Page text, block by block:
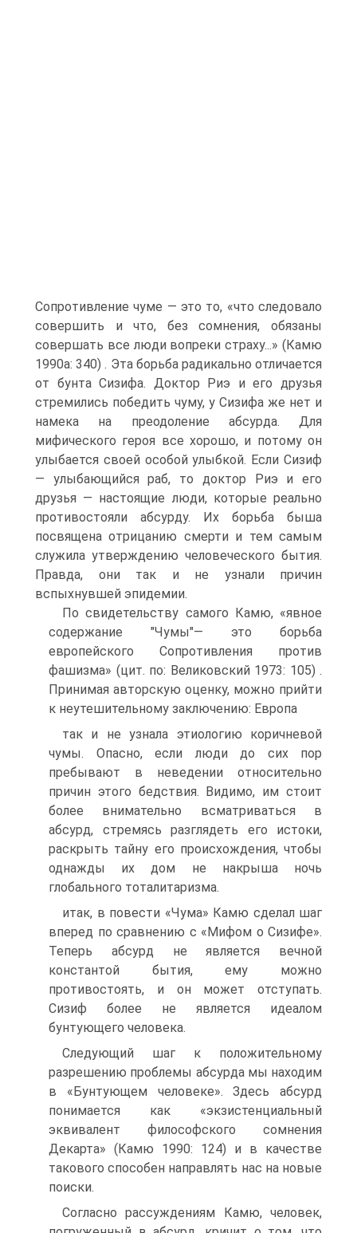
Сопротивление чуме — это то, «что следовало
совершить и что, без сомнения, обязаны
совершать все люди вопреки страху...» (Камю
1990а: 340) . Эта борьба радикально отличается
от бунта Сизифа. Доктор Риэ и его друзья
стремились победить чуму, у Сизифа же нет и
намека на преодоление абсурда. Для
мифического героя все хорошо, и потому он
улыбается своей особой улыбкой. Если Сизиф
— улыбающийся раб, то доктор Риэ и его
друзья — настоящие люди, которые реально
противостояли абсурду. Их борьба быша
посвящена отрицанию смерти и тем самым
служила утверждению человеческого бытия.
Правда, они так и не узнали причин
вспыхнувшей эпидемии.
По свидетельству самого Камю, «явное
содержание "Чумы"— это борьба
европейского Сопротивления против
фашизма» (цит. по: Великовский 1973: 105) .
Принимая авторскую оценку, можно прийти
к неутешительному заключению: Европа
так и не узнала этиологию коричневой
чумы. Опасно, если люди до сих пор
пребывают в неведении относительно
причин этого бедствия. Видимо, им стоит
более внимательно всматриваться в
абсурд, стремясь разглядеть его истоки,
раскрыть тайну его происхождения, чтобы
однажды их дом не накрыша ночь
глобального тоталитаризма.
итак, в повести «Чума» Камю сделал шаг
вперед по сравнению с «Мифом о Сизифе».
Теперь абсурд не является вечной
константой бытия, ему можно
противостоять, и он может отступать.
Сизиф более не является идеалом
бунтующего человека.
Следующий шаг к положительному
разрешению проблемы абсурда мы находим
в «Бунтующем человеке». Здесь абсурд
понимается как «экзистенциальный
эквивалент философского сомнения
Декарта» (Камю 1990: 124) и в качестве
такового способен направлять нас на новые
поиски.
Согласно рассуждениям Камю, человек,